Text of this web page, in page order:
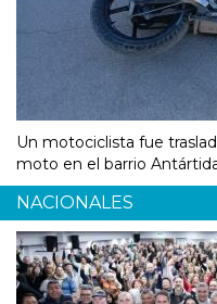
Un motociclista fue
moto en el barrio
NACIONALES